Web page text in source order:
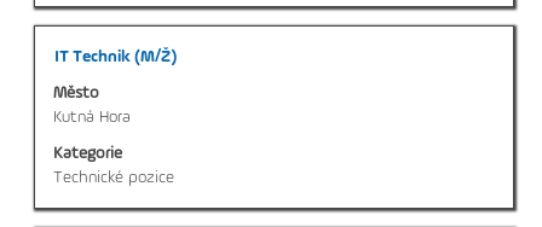
profesi.
Titul
IT Technik (M/Ž)
Město
Kutná Hora
Kategorie
Technické pozice
Vyberte
mezerníkem
zobrazení
informací
o
profesi.